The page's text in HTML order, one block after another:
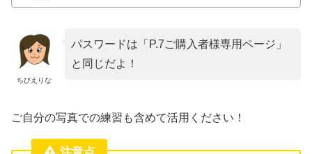
ちびえりな
パスワードは「P.7ご購入者様専用ページ」
と同じだよ！
ご自分の写真での練習も含めて活用ください！